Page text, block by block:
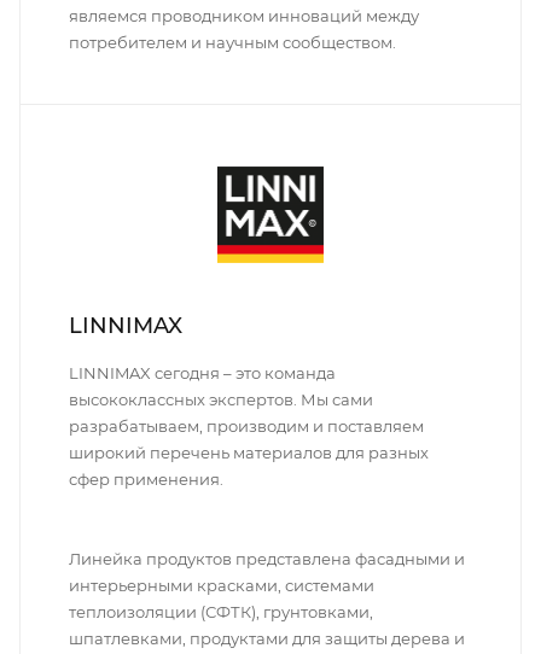
являемся проводником инноваций между
потребителем и научным сообществом.
LINNIMAX
LINNIMAX сегодня – это команда
высококлассных экспертов. Мы сами
разрабатываем, производим и поставляем
широкий перечень материалов для разных
сфер применения.
Линейка продуктов представлена фасадными и
интерьерными красками, системами
теплоизоляции (СФТК), грунтовками,
шпатлевками, продуктами для защиты дерева и